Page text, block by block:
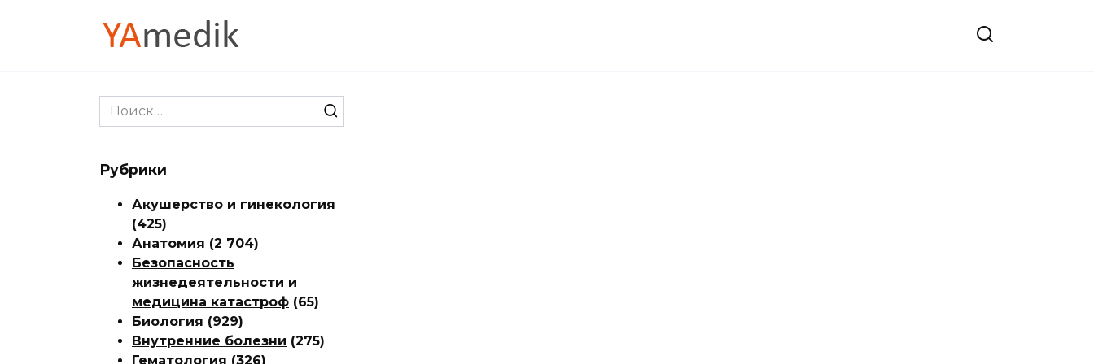
Search
for:
Рубрики
Акушерство и гинекология
(425)
Анатомия (2 704)
Безопасность
жизнедеятельности и
медицина катастроф (65)
Биология (929)
Внутренние болезни (275)
Гематология (326)